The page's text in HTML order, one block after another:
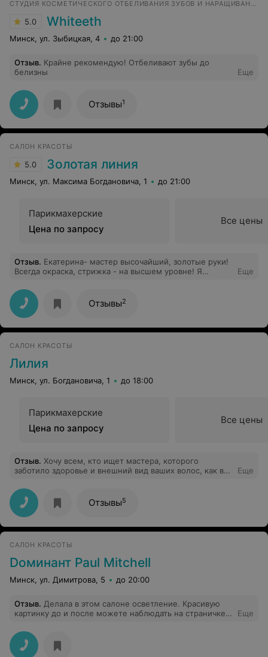
СТУДИЯ КОСМЕТИЧЕСКОГО ОТБЕЛИВАНИЯ ЗУБОВ И НАРАЩИВАНИЯ РЕСНИЦ
5.0 Whiteeth
Минск, ул. Зыбицкая, 4 до 21:00
Отзыв. Крайне рекомендую! Отбеливают зубы до
белизны
Еще
Отзывы1
САЛОН КРАСОТЫ
5.0 Золотая линия
Минск, ул. Максима Богдановича, 1 до 21:00
Парикмахерские
Цена по запросу
Все цены
Отзыв. Екатерина- мастер высочайший, золотые руки!
Всегда окраска, стрижка - на высшем уровне! Я
рекомендую с удовольствием!
Еще
Отзывы2
САЛОН КРАСОТЫ
Лилия
Минск, ул. Богдановича, 1 до 18:00
Парикмахерские
Цена по запросу
Все цены
Отзыв. Хочу всем, кто ищет мастера, которого
заботило здоровье и внешний вид ваших волос, как вас
Лилия. Я выходила из черного цвета в более светлый,
у меня длинный волос. Была на консультации у
нескольких мастеров, но остановилась на Светлане. И
очень рада этому. Она мне все рассказала о
процедуре, обьяснила все плюсы и...Результат
волосы остались максимально здоровыми. Очень
благодарна Свете. И теперь я ,конечно же, считаю ее
своим мастером и ходить буду именно к ней.
Еще
Отзывы5
САЛОН КРАСОТЫ
Dоминант Paul Mitchell
Минск, ул. Димитрова, 5 до 20:00
Отзыв. Делала в этом салоне осветление. Красивую
картинку до и после можете наблюдать на страничке
готовьте деньги на уход и окраски волос, потому что
через неделю цвет полностью смылся. А теперь
несколько слов о салоне Доминант. На бесплатной
Еще